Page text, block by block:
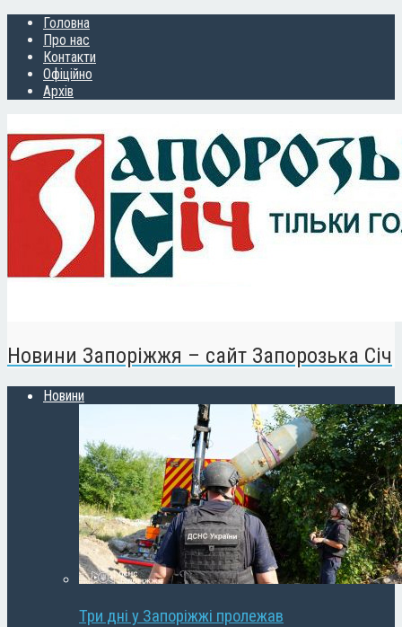
Головна
Про нас
Контакти
Офіційно
Архів
Новини Запоріжжя – сайт Запорозька Січ
Новини
Три дні у Запоріжжі пролежав